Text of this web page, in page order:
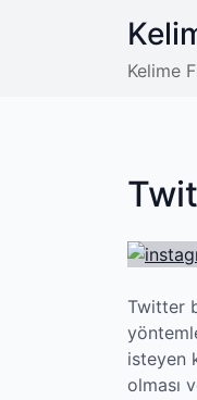
Kelime
Twitter
isteyen
olması